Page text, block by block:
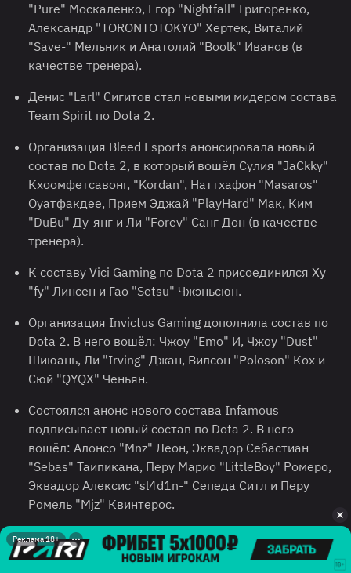
"Pure" Москаленко, Егор "Nightfall" Григоренко,
Александр "TORONTOTOKYO" Хертек, Виталий
"Save-" Мельник и Анатолий "Boolk" Иванов (в
качестве тренера).
Денис "Larl" Сигитов стал новыми мидером состава
Team Spirit по Dota 2.
Организация Bleed Esports анонсировала новый
состав по Dota 2, в который вошёл Сулия "JaCkky"
Кхоомфетсавонг, "Kordan", Наттхафон "Masaros"
Оуатфакдее, Прием Эджай "PlayHard" Мак, Ким
"DuBu" Ду-янг и Ли "Forev" Санг Дон (в качестве
тренера).
К составу Vici Gaming по Dota 2 присоединился Ху
"fy" Линсен и Гао "Setsu" Чжэньсюн.
Организация Invictus Gaming дополнила состав по
Dota 2. В него вошёл: Чжоу "Emo" И, Чжоу "Dust"
Шиюань, Ли "Irving" Джан, Вилсон "Poloson" Кох и
Сюй "QYQX" Ченьян.
Состоялся анонс нового состава Infamous
подписывает новый состав по Dota 2. В него
вошёл: Алонсо "Mnz" Леон, Эквадор Себастиан
"Sebas" Таипикана, Перу Марио "LittleBoy" Ромеро,
Эквадор Алексис "sl4d1n-" Сепеда Ситл и Перу
Ромель "Mjz" Квинтерос.
9 декабря
Канадская киберспортивная организация Shopify
Реклама 18+